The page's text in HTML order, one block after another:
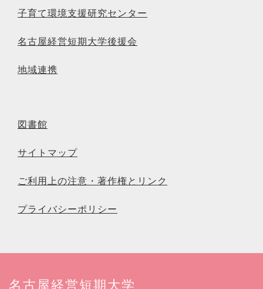
子育て環境支援研究センター
名古屋経営短期大学後援会
地域連携
図書館
サイトマップ
ご利用上の注意・著作権とリンク
プライバシーポリシー
名古屋経営短期大学